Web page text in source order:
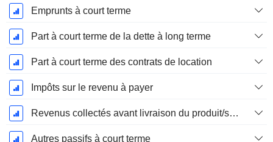
Emprunts à court terme
Part à court terme de la dette à long terme
Part à court terme des contrats de location
Impôts sur le revenu à payer
Revenus collectés avant livraison du produit/service
Autres passifs à court terme